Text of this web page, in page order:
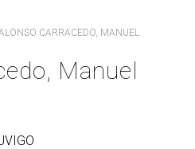
CARRACEDO, MANUEL
Manuel